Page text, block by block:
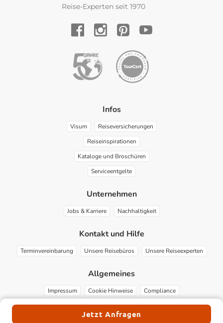
Jetzt Anfragen
Reise-Experten seit 1970
Infos
Visum
Reiseversicherungen
Reiseinspirationen
Kataloge und Broschüren
Serviceentgelte
Unternehmen
Jobs & Karriere Nachhaltigkeit
Kontakt und Hilfe
Terminvereinbarung Unsere Reisebüros Unsere Reiseexperten
Allgemeines
Impressum Cookie Hinweise Compliance